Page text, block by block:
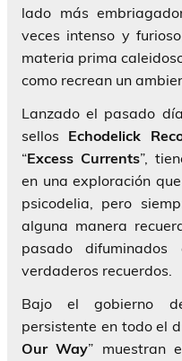
lado más
veces intenso y
materia prima
como recrean un
Lanzado el pasado
sellos Echodelick
“Excess Currents”,
en una exploración
psicodelia, pero
alguna manera
pasado
verdaderos recuerdos.
Bajo el gobierno
persistente en todo el
Our Way” muestran